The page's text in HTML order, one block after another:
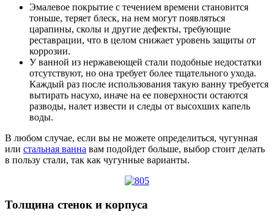
Эмалевое покрытие с течением времени становится
тоньше, теряет блеск, на нем могут появляться
царапины, сколы и другие дефекты, требующие
реставрации, что в целом снижает уровень защиты от
коррозии.
У ванной из нержавеющей стали подобные недостатки
отсутствуют, но она требует более тщательного ухода.
Каждый раз после использования такую ванну требуется
вытирать насухо, иначе на ее поверхности остаются
разводы, налет извести и следы от высохших капель
воды.
В любом случае, если вы не можете определиться, чугунная
или стальная ванна вам подойдет больше, выбор стоит делать
в пользу стали, так как чугунные варианты.
Толщина стенок и корпуса